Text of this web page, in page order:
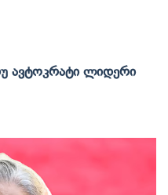
Ავტოკრატი Ლიდერი